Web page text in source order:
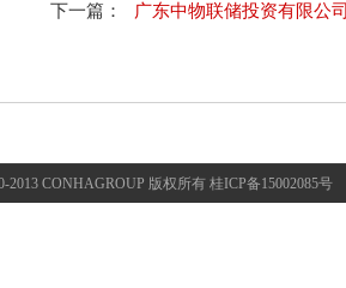
下一篇：
广东中物联储投资有限公司
CONHAGROUP 版权所有 桂ICP备15002085号